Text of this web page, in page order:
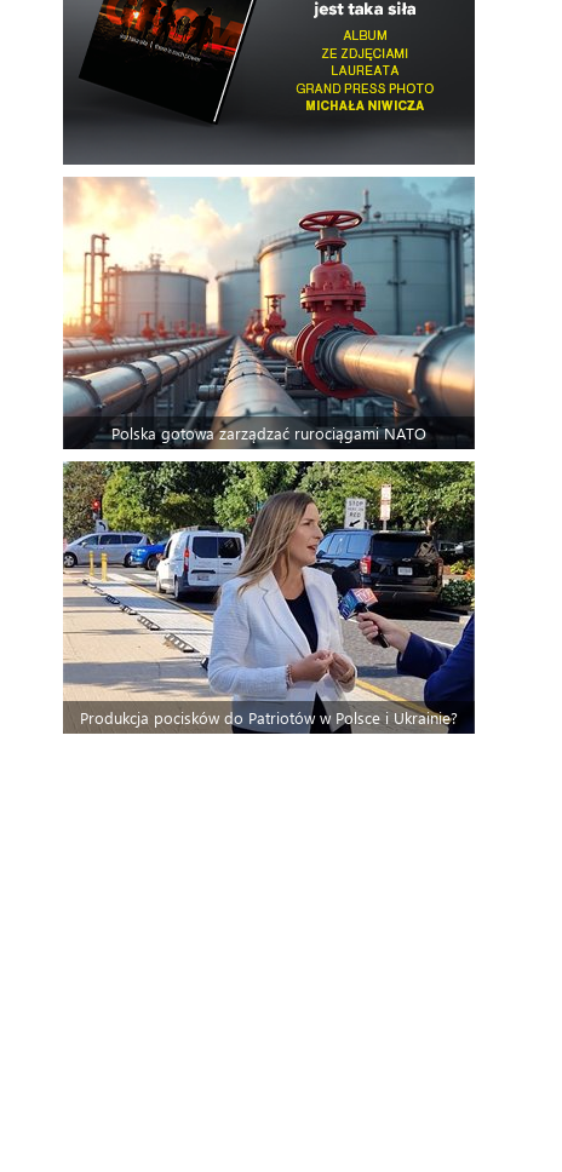
Polska gotowa zarządzać rurociągami NATO
Produkcja pocisków do Patriotów w Polsce i Ukrainie?